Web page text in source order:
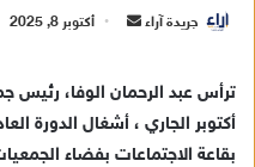
جريدة آراء أكتوبر 8, 2025
أكتوبر الجاري ، أشغال الدورة
بقاعة الاجتماعات بفضاء